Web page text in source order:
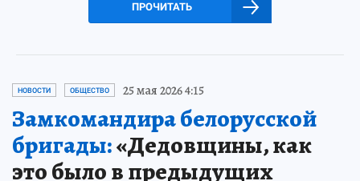
ПРОЧИТАТЬ
НОВОСТИ ОБЩЕСТВО 25 мая 2026 4:15
Замкомандира белорусской
бригады:«Дедовщины, как
это было в предыдущих